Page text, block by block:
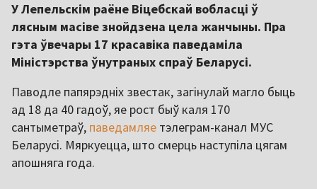
У Лепельскім раёне Віцебскай вобласці ў
лясным масіве знойдзена цела жанчыны. Пра
гэта ўвечары 17 красавіка паведаміла
Міністэрства ўнутраных спраў Беларусі.
Паводле папярэдніх звестак, загінулай магло быць
ад 18 да 40 гадоў, яе рост быў каля 170
сантыметраў, паведамляе тэлеграм-канал МУС
Беларусі. Мяркуецца, што смерць наступіла цягам
апошняга года.